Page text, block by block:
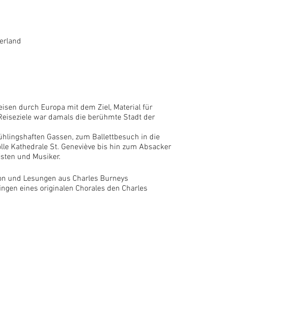
durch Europa mit dem Ziel, Material für
war damals die berühmte Stadt der
Gassen, zum Ballettbesuch in die
Kathedrale St. Geneviève bis hin zum Absacker
und Musiker.
und Lesungen aus Charles Burneys
eines originalen Chorales den Charles